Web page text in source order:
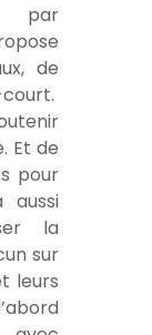
par
de
Et de
pour
aussi
la
sur
leurs